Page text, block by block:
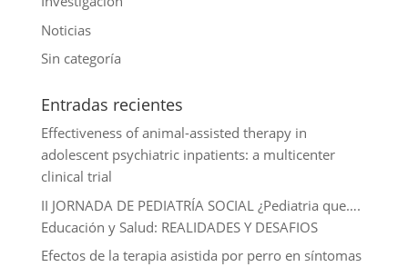
Noticias
Sin categoría
Entradas recientes
Effectiveness of animal-assisted therapy in
adolescent psychiatric inpatients: a multicenter
clinical trial
II JORNADA DE PEDIATRÍA SOCIAL ¿Pediatria que….
Educación y Salud: REALIDADES Y DESAFIOS
Efectos de la terapia asistida por perro en síntomas